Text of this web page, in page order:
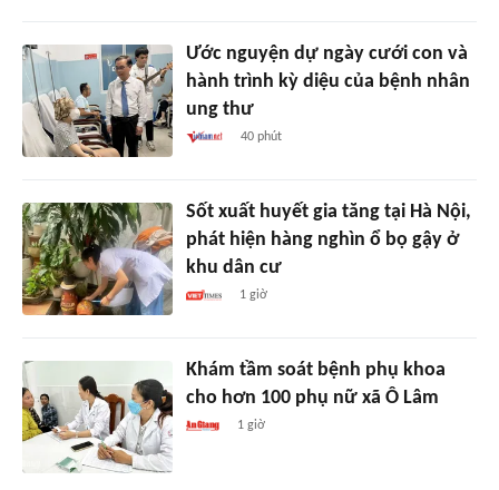
Ước nguyện dự ngày cưới con và
hành trình kỳ diệu của bệnh nhân
ung thư
40 phút
Sốt xuất huyết gia tăng tại Hà Nội,
phát hiện hàng nghìn ổ bọ gậy ở
khu dân cư
1 giờ
Khám tầm soát bệnh phụ khoa
cho hơn 100 phụ nữ xã Ô Lâm
1 giờ